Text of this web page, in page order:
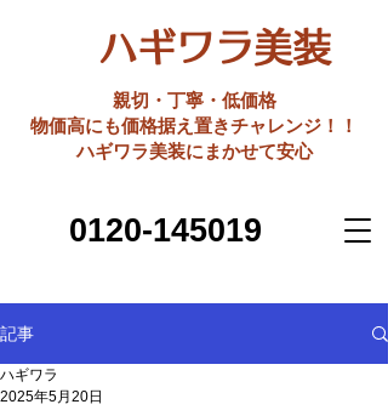
ハギワラ美装
親切・丁寧・低価格
​物価高にも価格据え置きチャレンジ！！
ハギワラ美装にまかせて安心
0120-145019
記事
ハギワラ
2025年5月20日